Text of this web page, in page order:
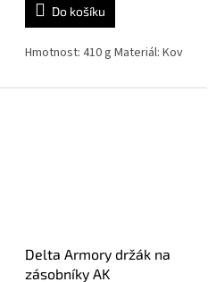
Do košíku
Hmotnost: 410 g Materiál: Kov
Delta Armory držák na
zásobníky AK